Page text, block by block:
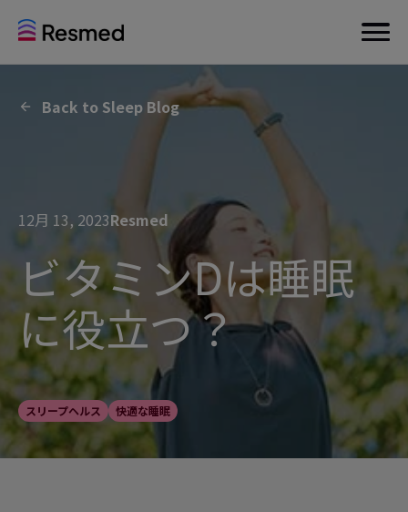
Back to Sleep Blog
12月 13, 2023Resmed
ビタミンDは睡眠
に役立つ？
スリープヘルス 快適な睡眠